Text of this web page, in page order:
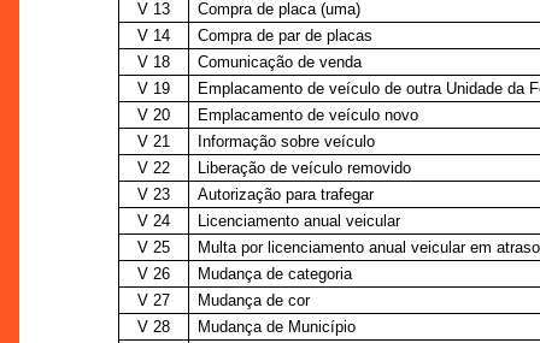
V 13
Compra de placa (uma)
V 14
Compra de par de placas
V 18
Comunicação de venda
V 19
Emplacamento de veículo de outra Unidade da
V 20
Emplacamento de veículo novo
V 21
Informação sobre veículo
V 22
Liberação de veículo removido
V 23
Autorização para trafegar
V 24
Licenciamento anual veicular
V 25
Multa por licenciamento anual veicular em atraso
V 26
Mudança de categoria
V 27
Mudança de cor
V 28
Mudança de Município